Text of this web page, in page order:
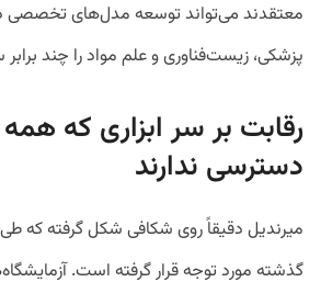
معتقدند می‌تواند توسعه مدل‌های تخصصی
پزشکی، زیست‌فناوری و علم مواد را چند برابر
رقابت بر سر ابزاری که
دسترسی ندارند
میرندیل دقیقاً روی شکافی شکل گرفته که
گذشته مورد توجه قرار گرفته است.